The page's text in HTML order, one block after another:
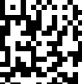
件)，
協助
場所